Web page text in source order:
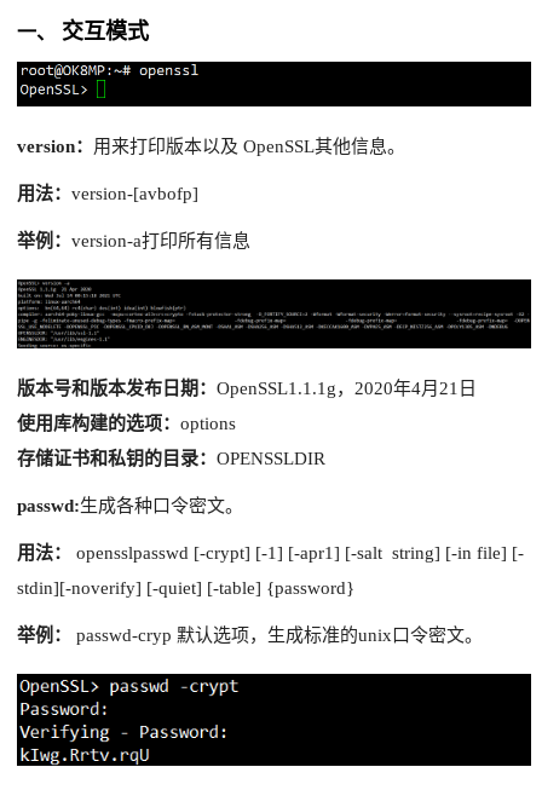
一、 交互模式
version： 用来打印版本以及 OpenSSL其他信息。
用法： version-[avbofp]
举例： version-a打印所有信息
版本号和版本发布日期： OpenSSL1.1.1g，2020年4月21日
使用库构建的选项： options
存储证书和私钥的目录： OPENSSLDIR
passwd:生成各种口令密文。
用法：
opensslpasswd [-crypt] [-1] [-apr1] [-salt string] [-in file] [-
stdin][-noverify] [-quiet] [-table] {password}
举例： passwd-cryp 默认选项，生成标准的unix口令密文。